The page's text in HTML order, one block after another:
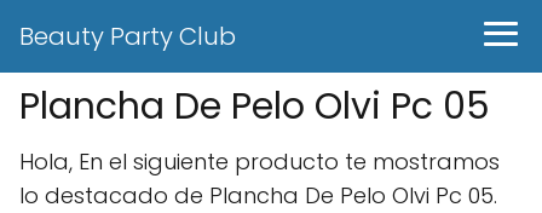
Beauty Party Club
Plancha De Pelo Olvi Pc 05
Hola, En el siguiente producto te mostramos
lo destacado de Plancha De Pelo Olvi Pc 05.